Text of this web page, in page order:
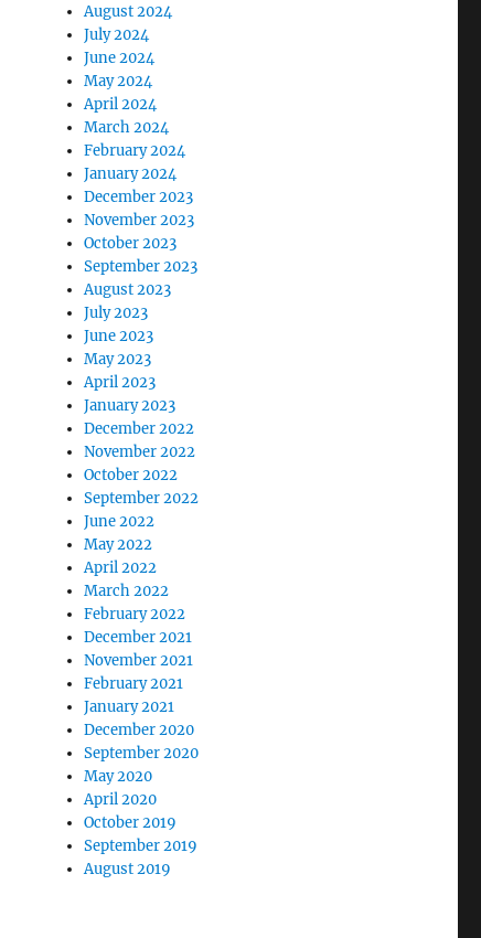
August 2024
July 2024
June 2024
May 2024
April 2024
March 2024
February 2024
January 2024
December 2023
November 2023
October 2023
September 2023
August 2023
July 2023
June 2023
May 2023
April 2023
January 2023
December 2022
November 2022
October 2022
September 2022
June 2022
May 2022
April 2022
March 2022
February 2022
December 2021
November 2021
February 2021
January 2021
December 2020
September 2020
May 2020
April 2020
October 2019
September 2019
August 2019